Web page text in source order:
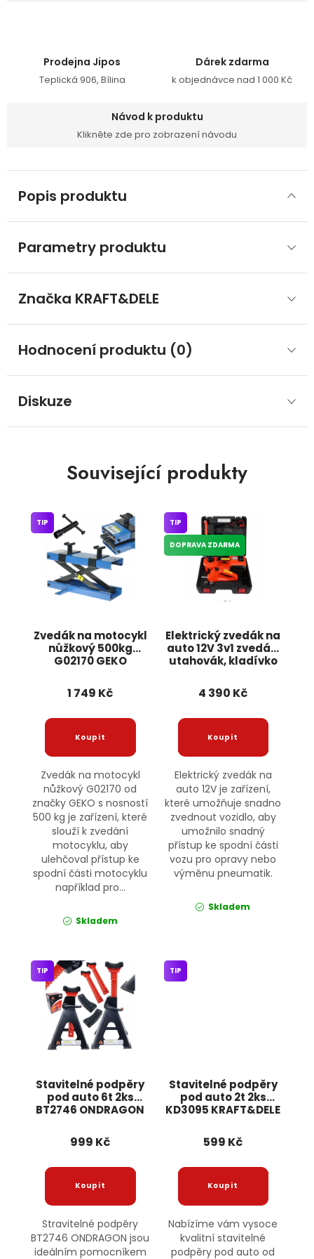
Prodejna Jipos
Teplická 906, Bílina
Dárek zdarma
k objednávce nad 1 000 Kč
Návod k produktu
Klikněte zde pro zobrazení návodu
Popis produktu
Parametry produktu
Značka KRAFT&DELE
Hodnocení produktu (0)
Diskuze
Související produkty
Zvedák na motocykl
nůžkový 500kg
G02170 GEKO
TIP
1 749 Kč
Zvedák na motocykl
nůžkový G02170 od
značky GEKO s nosností
500 kg je zařízení, které
slouží k zvedání
motocyklu, aby
ulehčoval přístup ke
spodní části motocyklu
například pro...
Skladem
Elektrický zvedák na
auto 12V 3v1 zvedák,
utahovák, kladívko
BOXER
TIP
DOPRAVA ZDARMA
4 390 Kč
Elektrický zvedák na
auto 12V je zařízení,
které umožňuje snadno
zvednout vozidlo, aby
umožnilo snadný
přístup ke spodní části
vozu pro opravy nebo
výměnu pneumatik.
Skladem
Stavitelné podpěry
pod auto 6t 2ks
BT2746 ONDRAGON
TIP
999 Kč
Stravitelné podpěry
BT2746 ONDRAGON jsou
ideálním pomocníkem
Stavitelné podpěry
pod auto 2t 2ks
KD3095 KRAFT&DELE
TIP
599 Kč
Nabízíme vám vysoce
kvalitní stavitelné
podpěry pod auto od